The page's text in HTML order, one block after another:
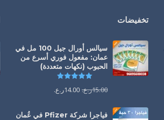
تخفيضات
سيالس أورال جيل 100 مل في
عمان: مفعول فوري أسرع من
الحبوب (نكهات متعددة)
15.00ر.ع. 14.00ر.ع.
فياجرا شركة Pfizer في عُمان